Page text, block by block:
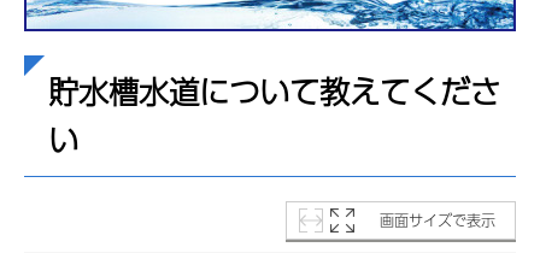
貯水槽水道について教えてくださ
い
画面サイズで表示